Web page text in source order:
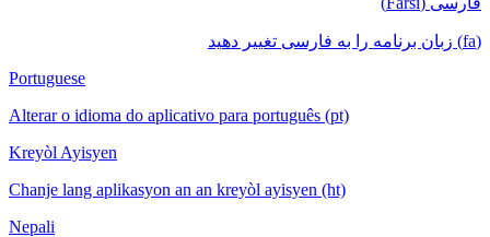
(fa) زبان برنامه را به فارسی تغییر دهید
Portuguese
Alterar o idioma do aplicativo para português (pt)
Kreyòl Ayisyen
Chanje lang aplikasyon an an kreyòl ayisyen (ht)
Nepali